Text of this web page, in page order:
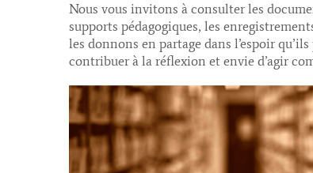
Nous vous invitons à consulter les
supports pédagogiques, les
les donnons en partage dans l’espoir
contribuer à la réflexion et envie d’agir